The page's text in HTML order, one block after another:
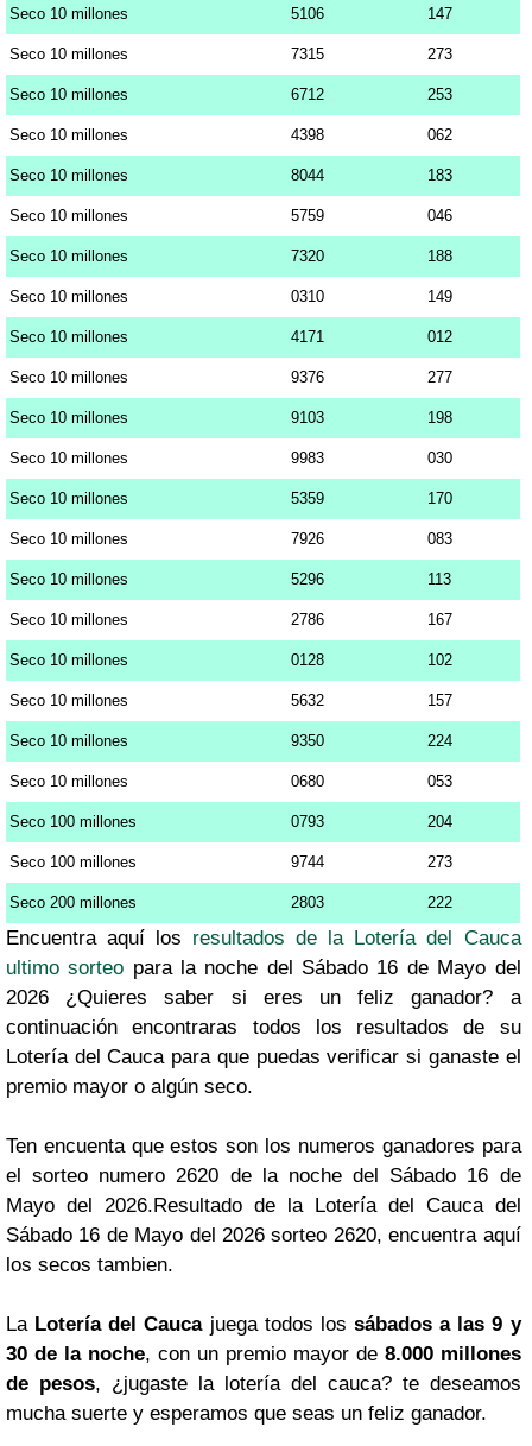
Seco 10 millones 5106 147
Seco 10 millones 7315 273
Seco 10 millones 6712 253
Seco 10 millones 4398 062
Seco 10 millones 8044 183
Seco 10 millones 5759 046
Seco 10 millones 7320 188
Seco 10 millones 0310 149
Seco 10 millones 4171 012
Seco 10 millones 9376 277
Seco 10 millones 9103 198
Seco 10 millones 9983 030
Seco 10 millones 5359 170
Seco 10 millones 7926 083
Seco 10 millones 5296 113
Seco 10 millones 2786 167
Seco 10 millones 0128 102
Seco 10 millones 5632 157
Seco 10 millones 9350 224
Seco 10 millones 0680 053
Seco 100 millones 0793 204
Seco 100 millones 9744 273
Seco 200 millones 2803 222
Encuentra aquí los resultados de la Lotería del Cauca
ultimo sorteo para la noche del Sábado 16 de Mayo del
2026 ¿Quieres saber si eres un feliz ganador? a
continuación encontraras todos los resultados de su
Lotería del Cauca para que puedas verificar si ganaste el
premio mayor o algún seco.
Ten encuenta que estos son los numeros ganadores para
el sorteo numero 2620 de la noche del Sábado 16 de
Mayo del 2026.Resultado de la Lotería del Cauca del
Sábado 16 de Mayo del 2026 sorteo 2620, encuentra aquí
los secos tambien.
La Lotería del Caucajuega todos los sábados a las 9 y
30 de la noche, con un premio mayor de 8.000 millones
de pesos, ¿jugaste la lotería del cauca? te deseamos
mucha suerte y esperamos que seas un feliz ganador.